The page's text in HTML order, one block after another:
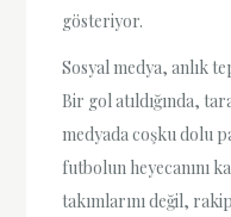
gösteriyor.
Sosyal medya, anlık
Bir gol atıldığında,
medyada coşku dolu
futbolun heyecanını
takımlarını değil,